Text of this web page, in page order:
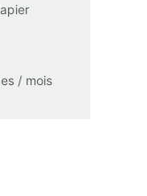
/ mois